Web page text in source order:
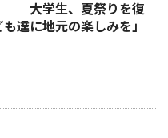
学生、夏祭りを復
に地元の楽しみを」